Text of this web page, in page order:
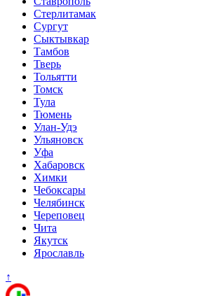
Стерлитамак
Сургут
Сыктывкар
Тамбов
Тверь
Тольятти
Томск
Тула
Тюмень
Улан-Удэ
Ульяновск
Уфа
Хабаровск
Химки
Чебоксары
Челябинск
Череповец
Чита
Якутск
Ярославль
↑